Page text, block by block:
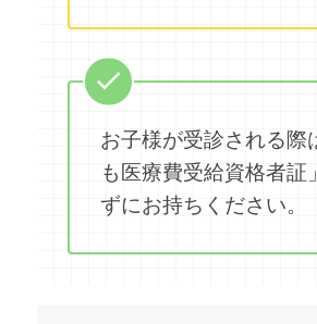
お子様が受診される際
も医療費受給資格者証
ずにお持ちください。